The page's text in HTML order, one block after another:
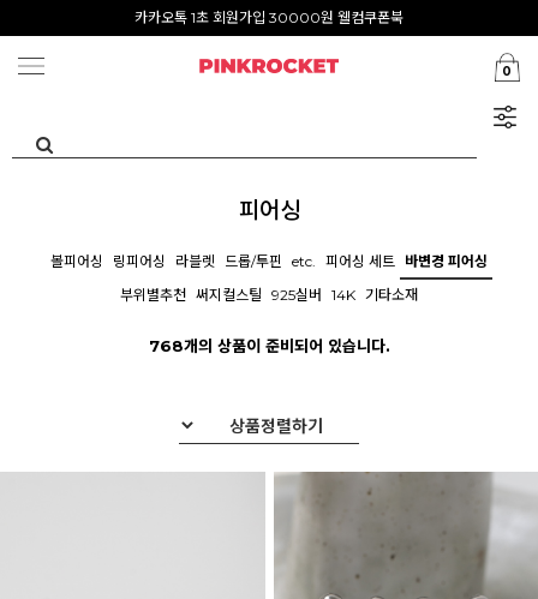
첫구매 특가존 50%
0
피어싱
볼피어싱 링피어싱 라블렛 드롭/투핀 etc. 피어싱 세트 바변경 피어싱
부위별추천 써지컬스틸 925실버 14K 기타소재
768개의 상품이 준비되어 있습니다.